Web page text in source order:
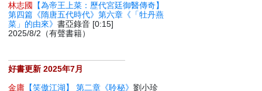
林志國
【為帝王上菜：歷代宮廷御醫傳奇】
第四篇《隋唐五代時代》第六章《「牡丹燕
菜」的由來》書亞錄音 [0:15]
2025/8/2（有聲書籍）
好書更新 2025年7月
金庸 【笑傲江湖】 第二章《聆秘》劉小珍